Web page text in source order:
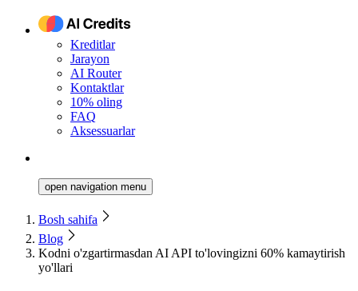
Kreditlar
Jarayon
AI Router
Kontaktlar
10% oling
FAQ
Aksessuarlar
open navigation menu
Bosh sahifa
Blog
Kodni o'zgartirmasdan AI API to'lovingizni 60% kamaytirish
yo'llari